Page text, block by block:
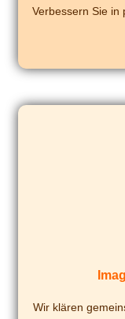
Verbessern Sie in
Wir klä­ren